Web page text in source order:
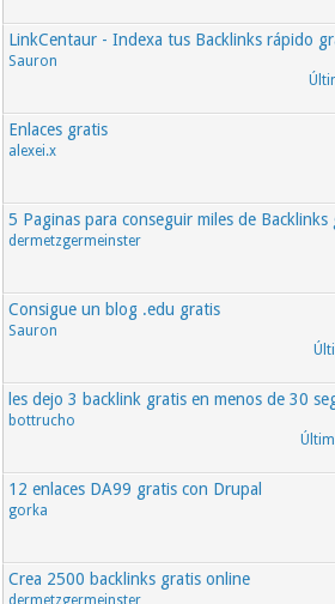
LinkCentaur - Indexa tus Backlinks rápido
Sauron
Enlaces gratis
alexei.x
5 Paginas para conseguir miles de Backlinks
dermetzgermeinster
Consigue un blog .edu gratis
Sauron
les dejo 3 backlink gratis en menos de 30
bottrucho
12 enlaces DA99 gratis con Drupal
gorka
Crea 2500 backlinks gratis online
dermetzgermeinster